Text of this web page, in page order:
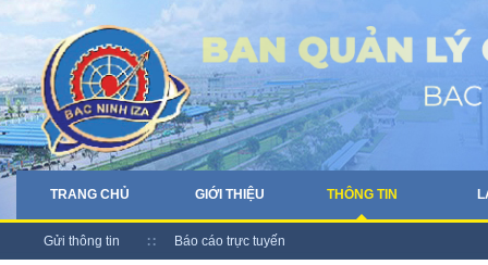
TRANG CHỦ GIỚI THIỆU THÔNG TIN
Gửi thông tin Báo cáo trực tuyến